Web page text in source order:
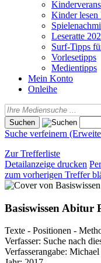
Kinder lesen
Leseratte
Surf-Tipps
Vorlesetipps
Medientipps
Mein Konto
Onleihe
Suche verfeinern
Zur Trefferliste
Detailanzeige drucken
zum vorherigen Treffer
Basiswissen Abitur
Texte - Positionen -
Verfasser: Suche nach
Verfasserangabe: Michael